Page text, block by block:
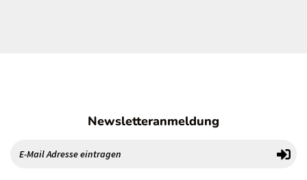
Newsletteranmeldung